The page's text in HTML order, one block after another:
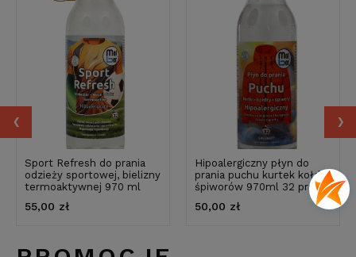
Sport Refresh do prania
odzieży sportowej, bielizny
termoaktywnej 970 ml
55,00 zł
Hipoalergiczny płyn do
prania puchu kurtek kołder
śpiworów 970ml 32 prania
50,00 zł
‹ ›